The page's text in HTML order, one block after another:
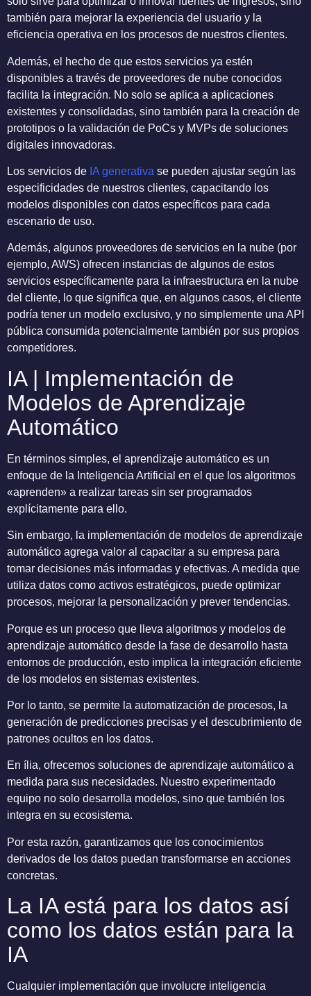
también para mejorar la experiencia del usuario y la
eficiencia operativa en los procesos de nuestros clientes.
Además, el hecho de que estos servicios ya estén
disponibles a través de proveedores de nube conocidos
facilita la integración. No solo se aplica a aplicaciones
existentes y consolidadas, sino también para la creación de
prototipos o la validación de PoCs y MVPs de soluciones
digitales innovadoras.
Los servicios de IA generativa se pueden ajustar según las
especificidades de nuestros clientes, capacitando los
modelos disponibles con datos específicos para cada
escenario de uso.
Además, algunos proveedores de servicios en la nube (por
ejemplo, AWS) ofrecen instancias de algunos de estos
servicios específicamente para la infraestructura en la nube
del cliente, lo que significa que, en algunos casos, el cliente
podría tener un modelo exclusivo, y no simplemente una API
pública consumida potencialmente también por sus propios
competidores.
IA | Implementación de
Modelos de Aprendizaje
Automático
En términos simples, el aprendizaje automático es un
enfoque de la Inteligencia Artificial en el que los algoritmos
«aprenden» a realizar tareas sin ser programados
explícitamente para ello.
Sin embargo, la implementación de modelos de aprendizaje
automático agrega valor al capacitar a su empresa para
tomar decisiones más informadas y efectivas. A medida que
utiliza datos como activos estratégicos, puede optimizar
procesos, mejorar la personalización y prever tendencias.
Porque es un proceso que lleva algoritmos y modelos de
aprendizaje automático desde la fase de desarrollo hasta
entornos de producción, esto implica la integración eficiente
de los modelos en sistemas existentes.
Por lo tanto, se permite la automatización de procesos, la
generación de predicciones precisas y el descubrimiento de
patrones ocultos en los datos.
En ília, ofrecemos soluciones de aprendizaje automático a
medida para sus necesidades. Nuestro experimentado
equipo no solo desarrolla modelos, sino que también los
integra en su ecosistema.
Por esta razón, garantizamos que los conocimientos
derivados de los datos puedan transformarse en acciones
concretas.
La IA está para los datos así
como los datos están para la
IA
Cualquier implementación que involucre inteligencia